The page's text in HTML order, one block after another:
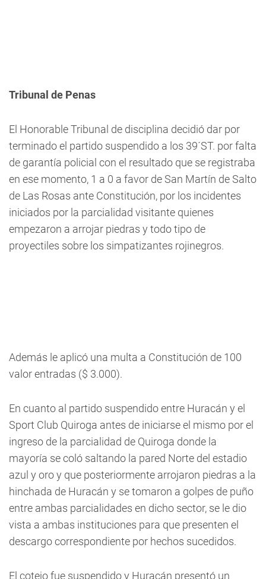
Tribunal de Penas
El Honorable Tribunal de disciplina decidió dar por
terminado el partido suspendido a los 39´ST. por falta
de garantía policial con el resultado que se registraba
en ese momento, 1 a 0 a favor de San Martín de Salto
de Las Rosas ante Constitución, por los incidentes
iniciados por la parcialidad visitante quienes
empezaron a arrojar piedras y todo tipo de
proyectiles sobre los simpatizantes rojinegros.
Además le aplicó una multa a Constitución de 100
valor entradas ($ 3.000).
En cuanto al partido suspendido entre Huracán y el
Sport Club Quiroga antes de iniciarse el mismo por el
ingreso de la parcialidad de Quiroga donde la
mayoría se coló saltando la pared Norte del estadio
azul y oro y que posteriormente arrojaron piedras a la
hinchada de Huracán y se tomaron a golpes de puño
entre ambas parcialidades en dicho sector, se le dio
vista a ambas instituciones para que presenten el
descargo correspondiente por hechos sucedidos.
El cotejo fue suspendido y Huracán presentó un